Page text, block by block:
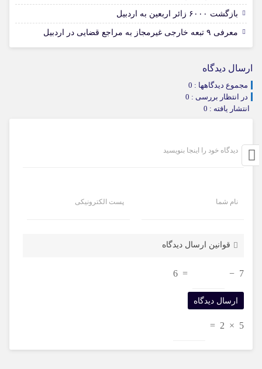
بازگشت ۶۰۰۰ زائر اربعین به اردبیل
معرفی ۹ تبعه خارجی غیرمجاز به مراجع قضایی در اردبیل
ارسال دیدگاه
مجموع دیدگاهها : 0
در انتظار بررسی : 0
انتشار یافته : 0
دیدگاه خود را اینجا بنویسید
نام شما پست الکترونیکی
قوانین ارسال دیدگاه
7
−
=
6
5
×
2
=